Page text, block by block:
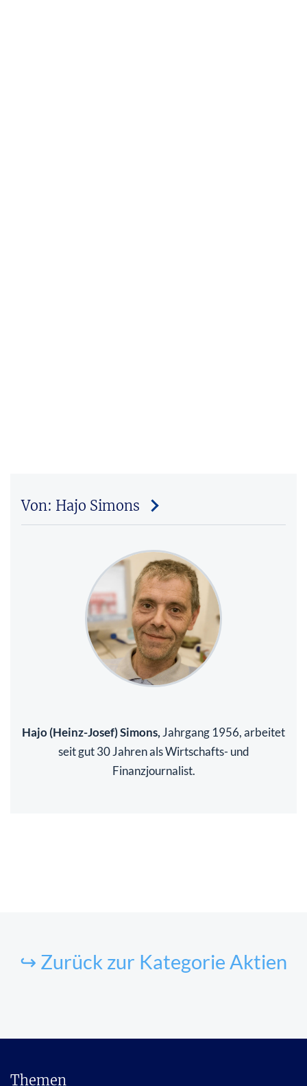
Von: Hajo Simons
Hajo (Heinz-Josef) Simons, Jahrgang 1956, arbeitet
seit gut 30 Jahren als Wirtschafts- und
Finanzjournalist.
↪ Zurück zur Kategorie Aktien
Themen